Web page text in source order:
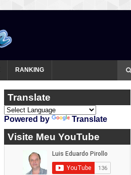
RANKING
Translate
Powered by Translate
Visite Meu YouTube